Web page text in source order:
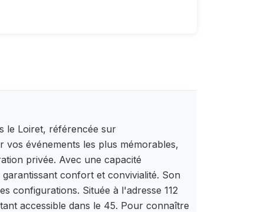
le Loiret, référencée sur
vos événements les plus mémorables,
privée. Avec une capacité
confort et convivialité. Son
configurations. Située à l'adresse 112
accessible dans le 45. Pour connaître